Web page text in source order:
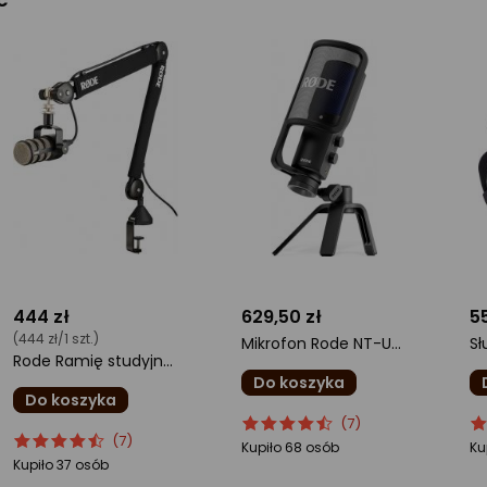
444 zł
(444 zł/1 szt.)
Rode Ramię studyjne PSA1+
Do koszyka
ocena
produktu
Ocena
produktu
(7)
Kupiło 37 osób
629,50 zł
Mikrofon Rode NT-USB+
Do koszyka
ocena
produktu
Ocena
produktu
(7)
Kupiło 68 osób